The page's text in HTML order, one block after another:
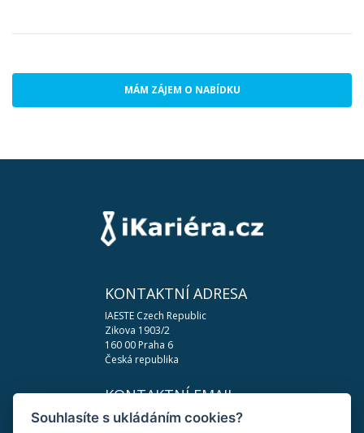
MÁM ZÁJEM O NABÍDKU
KONTAKTNÍ ADRESA
IAESTE Czech Republic
Zikova 1903/2
160 00 Praha 6
Česká republika
KONTAKTNÍ EMAIL
podpora@ikariera.cz
Souhlasíte s ukládáním cookies?